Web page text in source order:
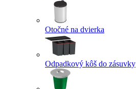
Otočné na dvierka
Odpadkový kôš do zásuvky